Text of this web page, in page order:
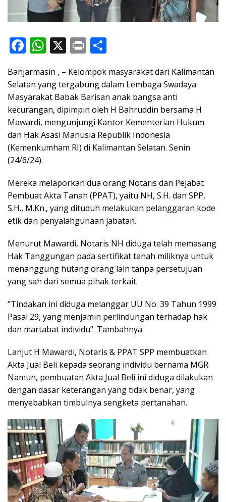
F
e
b
o
o
k
W
at
s
A
p
p
X Pr
t ar
e
Banjarmasin , – Kelompok masyarakat dari Kalimantan
Selatan yang tergabung dalam Lembaga Swadaya
Masyarakat Babak Barisan anak bangsa anti
kecurangan, dipimpin oleh H Bahruddin bersama H
Mawardi, mengunjungi Kantor Kementerian Hukum
dan Hak Asasi Manusia Republik Indonesia
(Kemenkumham RI) di Kalimantan Selatan. Senin
(24/6/24).
Mereka melaporkan dua orang Notaris dan Pejabat
Pembuat Akta Tanah (PPAT), yaitu NH, S.H. dan SPP,
S.H., M.Kn., yang dituduh melakukan pelanggaran kode
etik dan penyalahgunaan jabatan.
Menurut Mawardi, Notaris NH diduga telah memasang
Hak Tanggungan pada sertifikat tanah miliknya untuk
menanggung hutang orang lain tanpa persetujuan
yang sah dari semua pihak terkait.
“Tindakan ini diduga melanggar UU No. 39 Tahun 1999
Pasal 29, yang menjamin perlindungan terhadap hak
dan martabat individu”. Tambahnya
Lanjut H Mawardi, Notaris & PPAT SPP membuatkan
Akta Jual Beli kepada seorang individu bernama MGR.
Namun, pembuatan Akta Jual Beli ini diduga dilakukan
dengan dasar keterangan yang tidak benar, yang
menyebabkan timbulnya sengketa pertanahan.